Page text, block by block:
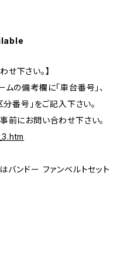
下さい。】
ムの備考欄に「車台番号」、
分番号」をご記入下さい。
前にお問い合わせ下さい。
バンドー ファンベルトセット